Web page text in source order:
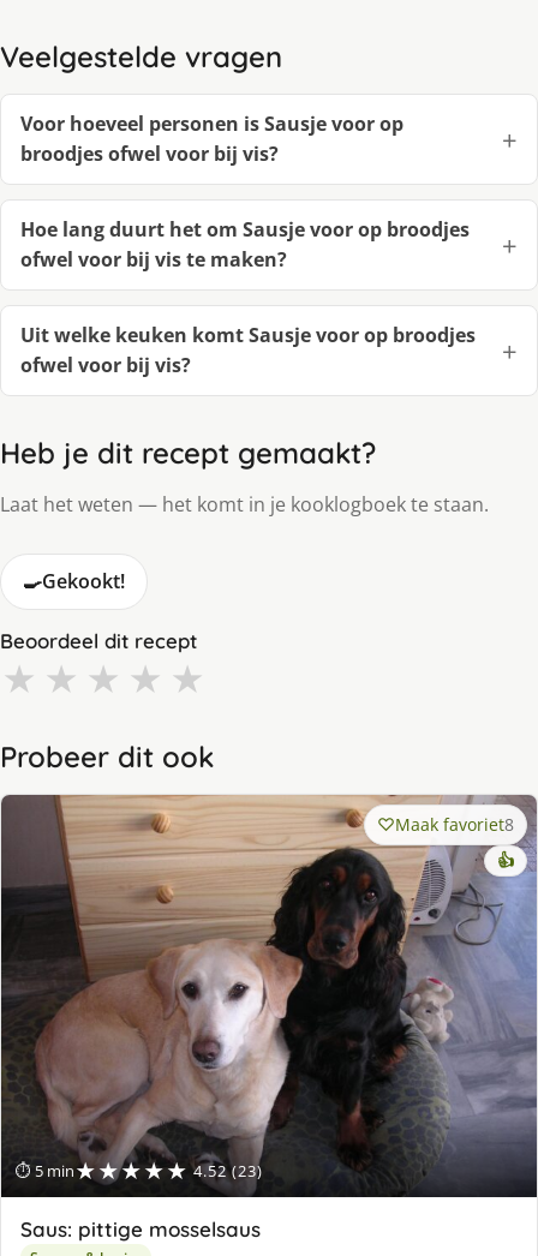
Veelgestelde vragen
Voor hoeveel personen is Sausje voor op
broodjes ofwel voor bij vis?
Hoe lang duurt het om Sausje voor op broodjes
ofwel voor bij vis te maken?
Uit welke keuken komt Sausje voor op broodjes
ofwel voor bij vis?
Heb je dit recept gemaakt?
Laat het weten — het komt in je kooklogboek te staan.
🍳Gekookt!
Beoordeel dit recept
★ ★ ★ ★ ★
Probeer dit ook
⏱ 5 min★★★★★ 4.52 (23)
Maak favoriet8
👍
Saus: pittige mosselsaus